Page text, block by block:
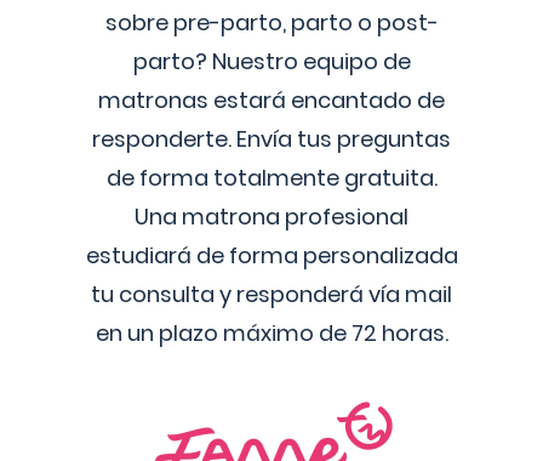
sobre pre-parto, parto o post-
parto? Nuestro equipo de
matronas estará encantado de
responderte. Envía tus preguntas
de forma totalmente gratuita.
Una matrona profesional
estudiará de forma personalizada
tu consulta y responderá vía mail
en un plazo máximo de 72 horas.